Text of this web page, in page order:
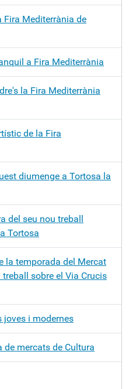
Fira Mediterrània de
a Fira Mediterrània
la Fira Mediterrània
de la Fira
diumenge a Tortosa la
del seu nou treball
Tortosa
la temporada del Mercat
treball sobre el Via Crucis
joves i modernes
de mercats de Cultura